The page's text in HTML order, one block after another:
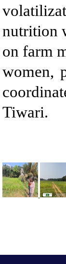
nutrition
on farm
women,
Tiwari.